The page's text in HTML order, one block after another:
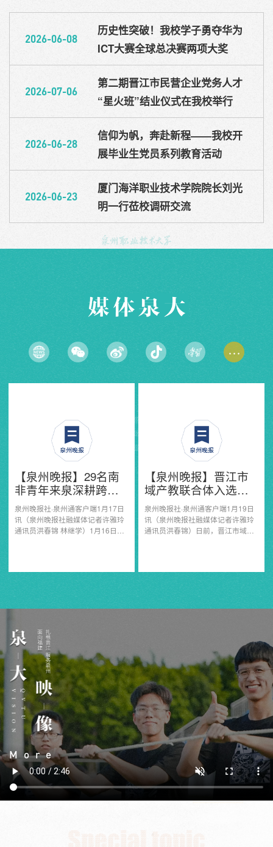
2026-06-08
历史性突破！我校学子勇夺华为
ICT大赛全球总决赛两项大奖
2026-07-06
第二期晋江市民营企业党务人才
“星火班”结业仪式在我校举行
2026-06-28
信仰为帆，奔赴新程——我校开
展毕业生党员系列教育活动
2026-06-23
厦门海洋职业技术学院院长刘光
明一行莅校调研交流
···
【泉州晚报】晋江市
域产教联合体入选
2024年度《中国职业
教育质量年报》典型
案例
泉州晚报社·泉州通客户端1月19日
讯（泉州晚报社融媒体记者许雅玲
通讯员洪春锦）日前，晋江市域产
案例重点呈现。晋江市域产教联合
职业技术大学作为牵头高校，福建
盼盼食品有限公司作为牵头企业共
唯一由民企民校双牵头的国家级市
域产教联合体，晋江市域产教联合
体...
【泉州晚报】产教城
融合发展 打造“县域样
板”
本报讯 （融媒体记者许雅玲 通讯员
洪春锦）日前，晋江市域产教联合
体入选2024年度《中国职业教育质
江经济开发区为依托，泉州职业技
品有限公司作为牵头企业共同创
建。作为全国首个落地县域、唯一
成立以来，坚持以“晋江经验”为引...
More